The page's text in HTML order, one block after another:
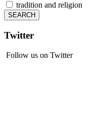
tradition and religion
Twitter
Follow us on Twitter